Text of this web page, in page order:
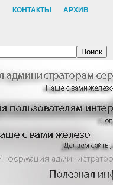
КОНТАКТЫ АРХИВ
Поиск